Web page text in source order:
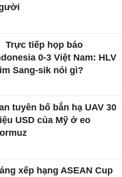
Trực tiếp họp báo
0-3 Việt Nam: HLV
Sang-sik nói gì?
tuyên bố bắn hạ UAV 30
USD của Mỹ ở eo
xếp hạng ASEAN Cup